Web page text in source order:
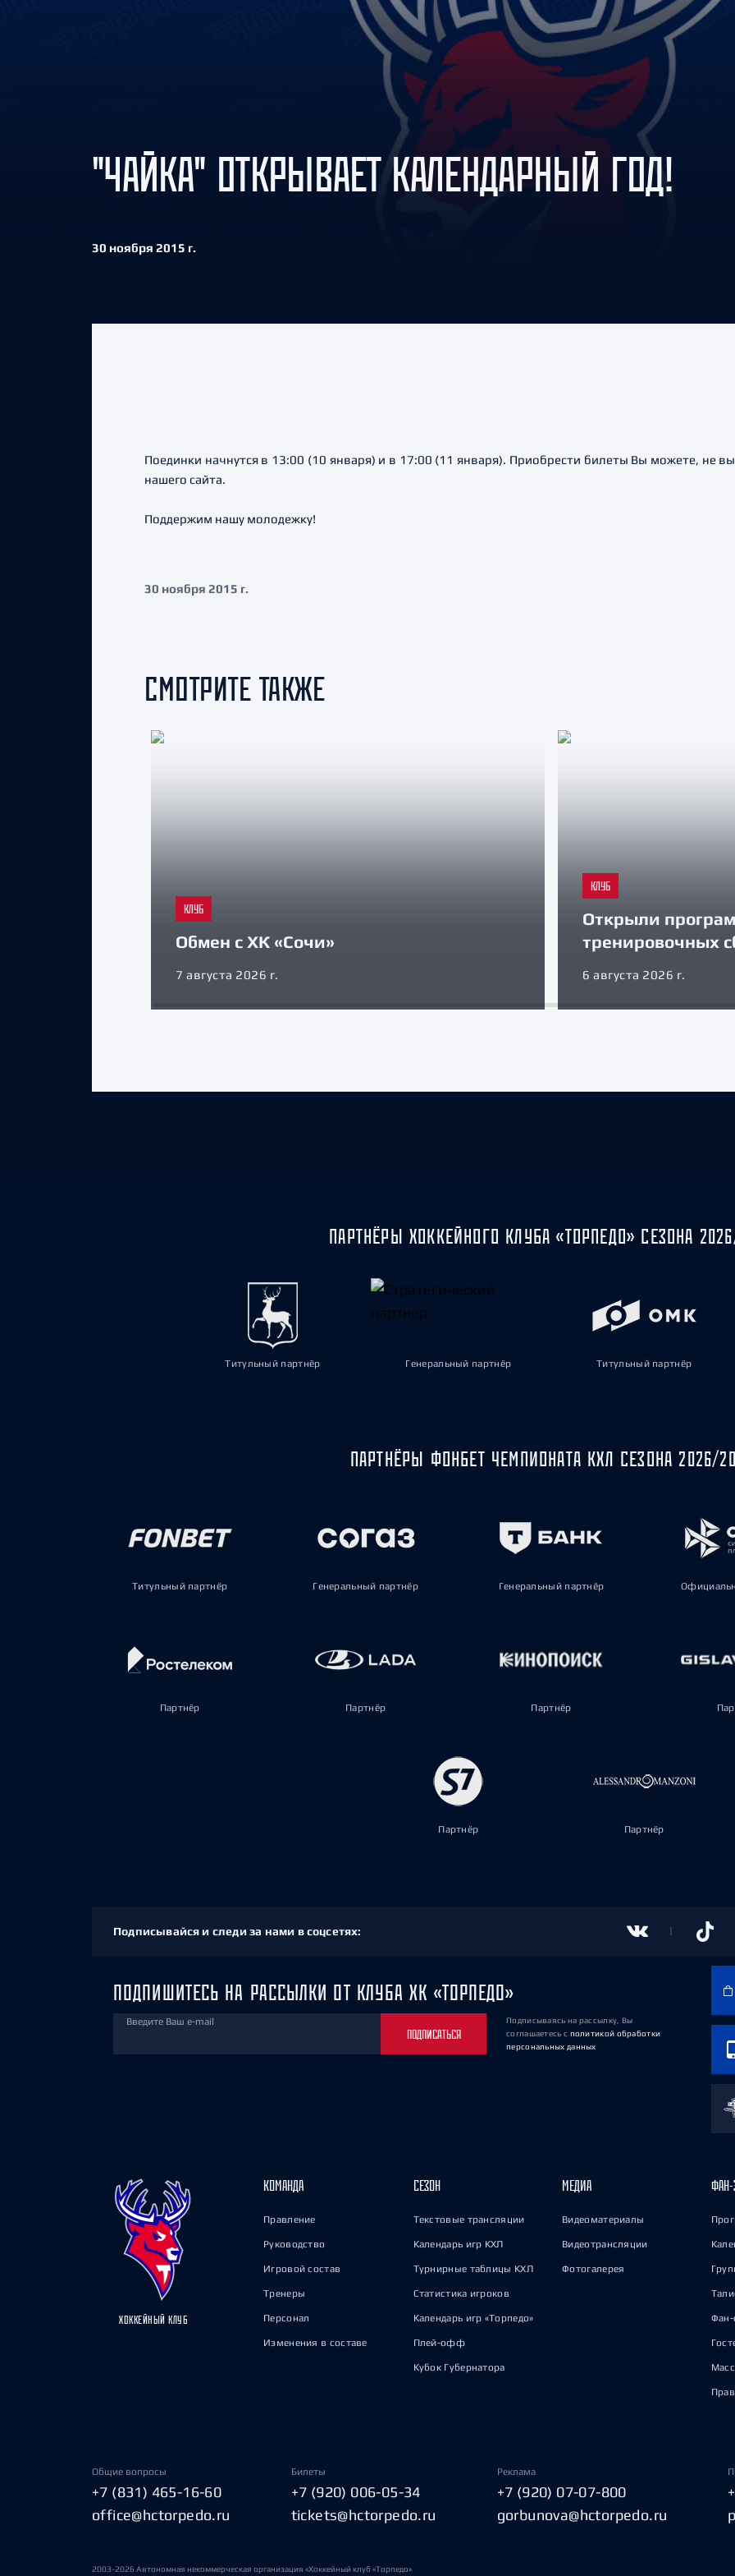
Амур
Барыс
Салават Юлаев
Сибирь
"ЧАЙКА" ОТКРЫВАЕТ КАЛЕНДАРНЫЙ ГОД!
30 ноября 2015 г.
Поединки начнутся в 13:00 (10 января) и в 17:00 (11 января). Приобрести билеты Вы можете, не
нашего сайта.
Поддержим нашу молодежку!
30 ноября 2015 г.
СМОТРИТЕ ТАКЖЕ
КЛУБ
Обмен с ХК «Сочи»
7 августа 2026 г.
КЛУБ
Открыли
тренировочных
6 августа 2026 г.
ПАРТНЁРЫ ХОККЕЙНОГО КЛУБА «ТОРПЕДО» СЕЗОНА
Титульный партнёр Генеральный партнёр Титульный партнёр
ПАРТНЁРЫ ФОНБЕТ ЧЕМПИОНАТА КХЛ СЕЗОНА 2026/
Титульный партнёр Генеральный партнёр Генеральный партнёр
Партнёр Партнёр Партнёр
Партнёр Партнёр
Подписывайся и следи за нами в соцсетях:
ПОДПИШИТЕСЬ НА РАССЫЛКИ ОТ КЛУБА ХК «ТОРПЕДО»
Введите Ваш e-mail
ПОДПИСАТЬСЯ
Подписываясь на рассылку, Вы
соглашаетесь с политикой обработки
персональных данных
ХОККЕЙНЫЙ КЛУБ
КОМАНДА
Правление
Руководство
Игровой состав
Тренеры
Персонал
Изменения в составе
СЕЗОН
Текстовые трансляции
Календарь игр КХЛ
Турнирные таблицы КХЛ
Статистика игроков
Календарь игр «Торпедо»
Плей-офф
Кубок Губернатора
МЕДИА
Видеоматериалы
Видеотрансляции
Фотогалерея
ФАН-
Фан-
Общие вопросы
+7 (831) 465-16-60
office@hctorpedo.ru
Билеты
+7 (920) 006-05-34
tickets@hctorpedo.ru
Реклама
+7 (920) 07-07-800
gorbunova@hctorpedo.ru
2003-2026 Автономная некоммерческая организация «Хоккейный клуб «Торпедо»